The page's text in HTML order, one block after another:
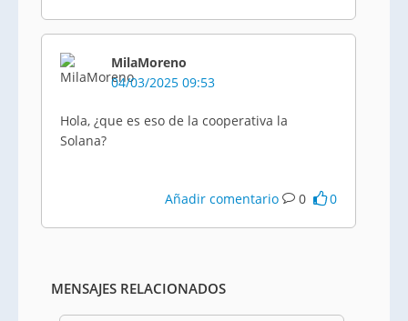
MilaMoreno
04/03/2025 09:53
Hola, ¿que es eso de la cooperativa la
Solana?
Añadir comentario 0 0
MENSAJES RELACIONADOS